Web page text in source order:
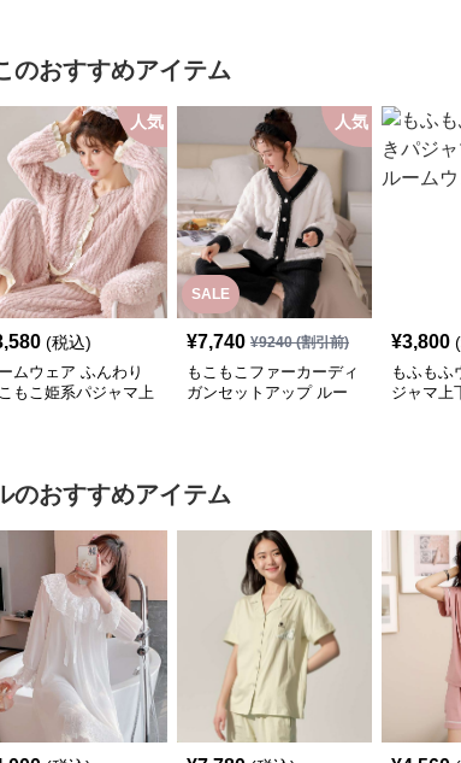
のおすすめアイテム
人気
(税込)
ムウェア ふんわり
もこ姫系パジャマ上
SALE
人気
¥7,740 ¥9240(割引前)
もこもこファーカーディ
ガンセットアップ ルー
¥3,800
もふもふ
ジャマ上
のおすすめアイテム